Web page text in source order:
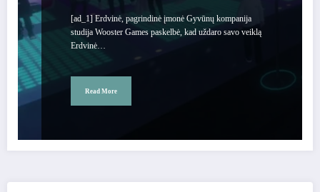
[ad_1] Erdvinė, pagrindinė įmonė Gyvūnų kompanija
studija Wooster Games paskelbė, kad uždaro savo veiklą
Erdvinė…
Read More